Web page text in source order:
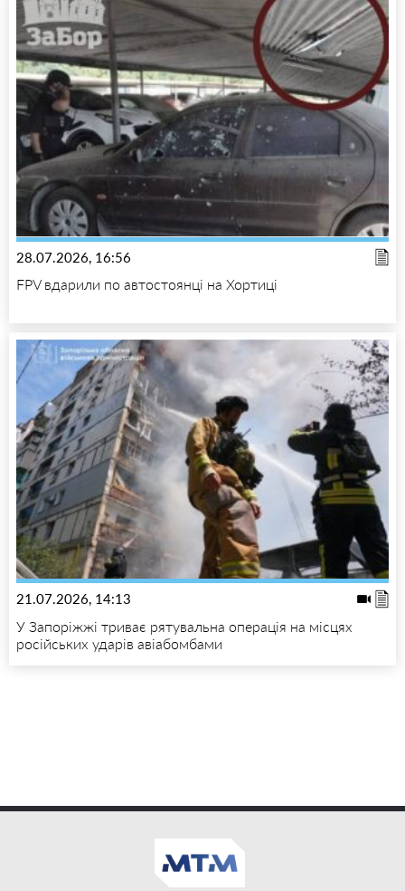
28.07.2026, 16:56
FPV вдарили по автостоянці на Хортиці
21.07.2026, 14:13
У Запоріжжі триває рятувальна операція на місцях
російських ударів авіабомбами